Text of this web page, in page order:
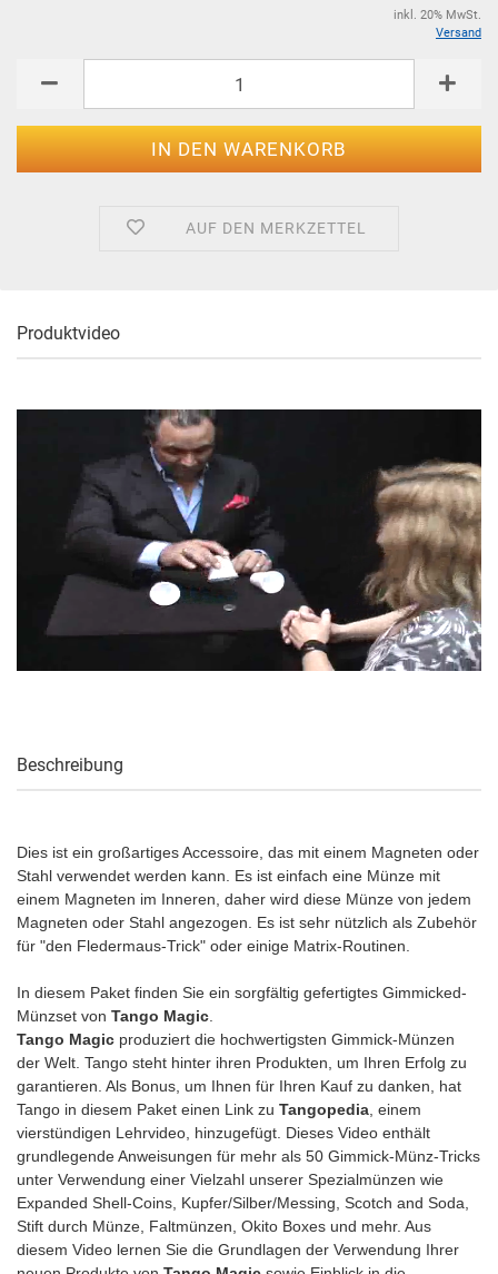
inkl. 20% MwSt.
Versand
AUF DEN MERKZETTEL
Produktvideo
Beschreibung
Dies ist ein großartiges Accessoire, das mit einem Magneten oder
Stahl verwendet werden kann. Es ist einfach eine Münze mit
einem Magneten im Inneren, daher wird diese Münze von jedem
Magneten oder Stahl angezogen. Es ist sehr nützlich als Zubehör
für "den Fledermaus-Trick" oder einige Matrix-Routinen.
In diesem Paket finden Sie ein sorgfältig gefertigtes Gimmicked-
Münzset von Tango Magic.
Tango Magic produziert die hochwertigsten Gimmick-Münzen
der Welt. Tango steht hinter ihren Produkten, um Ihren Erfolg zu
garantieren. Als Bonus, um Ihnen für Ihren Kauf zu danken, hat
Tango in diesem Paket einen Link zu Tangopedia, einem
vierstündigen Lehrvideo, hinzugefügt. Dieses Video enthält
grundlegende Anweisungen für mehr als 50 Gimmick-Münz-Tricks
unter Verwendung einer Vielzahl unserer Spezialmünzen wie
Expanded Shell-Coins, Kupfer/Silber/Messing, Scotch and Soda,
Stift durch Münze, Faltmünzen, Okito Boxes und mehr. Aus
diesem Video lernen Sie die Grundlagen der Verwendung Ihrer